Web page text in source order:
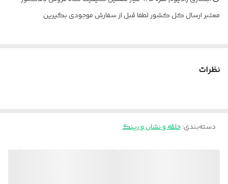
معتبر ارسال کل کشور لطفا قبل از سفارش موجودی بگیرین
نظرات
دسته‌بندی:حلقه و نشان و رینگ